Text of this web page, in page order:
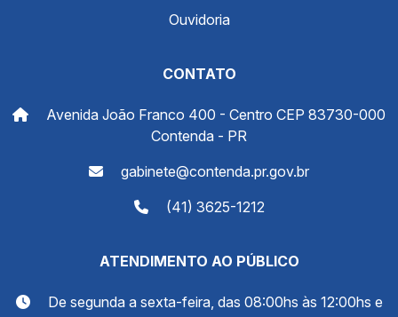
Ouvidoria
CONTATO
Avenida João Franco 400 - Centro CEP 83730-000
Contenda - PR
gabinete@contenda.pr.gov.br
(41) 3625-1212
ATENDIMENTO AO PÚBLICO
De segunda a sexta-feira, das 08:00hs às 12:00hs e